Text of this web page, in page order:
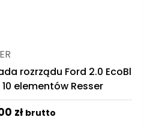
rozrządu Ford 2.0 EcoBlue
10 elementów Resser
zł brutto